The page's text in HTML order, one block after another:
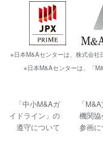
※日本M&Aセンターは、株式会
※日本M&Aセンターは、「
「中小M&Aガ
イドライン」の
遵守について
「
機関協
参画に